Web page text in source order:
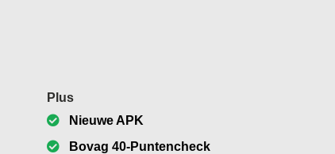
Plus
Nieuwe APK
Bovag 40-Puntencheck